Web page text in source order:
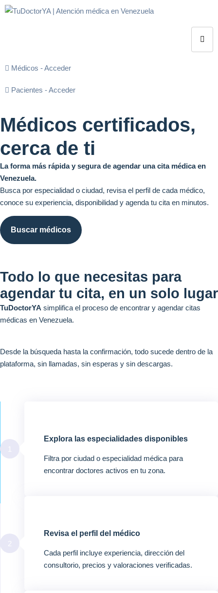
Médicos - Acceder
Pacientes - Acceder
Médicos certificados,
cerca de ti
La forma más rápida y segura de agendar una cita médica en
Venezuela.
Busca por especialidad o ciudad, revisa el perfil de cada médico,
conoce su experiencia, disponibilidad y agenda tu cita en minutos.
Buscar médicos
Todo lo que necesitas para
agendar tu cita, en un solo lugar
TuDoctorYA simplifica el proceso de encontrar y agendar citas
médicas en Venezuela.
Desde la búsqueda hasta la confirmación, todo sucede dentro de la
plataforma, sin llamadas, sin esperas y sin descargas.
Explora las especialidades disponibles
Filtra por ciudad o especialidad médica para
encontrar doctores activos en tu zona.
Revisa el perfil del médico
Cada perfil incluye experiencia, dirección del
consultorio, precios y valoraciones verificadas.